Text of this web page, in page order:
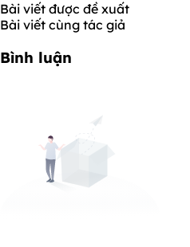
Bài viết được đề xuất
Bài viết cùng tác giả
Bình luận